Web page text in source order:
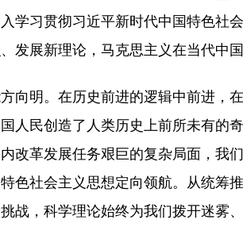
学习贯彻习近平新时代中国特色社
发展新理论，马克思主义在当代中
向明。在历史前进的逻辑中前进，
人民创造了人类历史上前所未有的
改革发展任务艰巨的复杂局面，我
色社会主义思想定向领航。从统筹
战，科学理论始终为我们拨开迷雾